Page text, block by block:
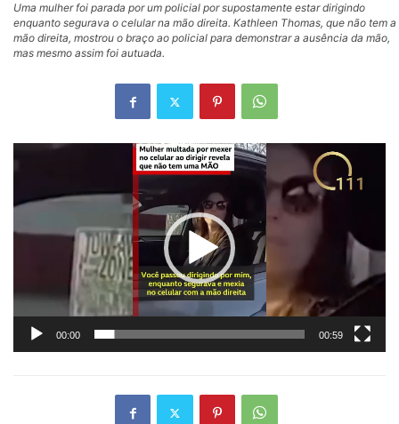
Uma mulher foi parada por um policial por supostamente estar dirigindo
enquanto segurava o celular na mão direita. Kathleen Thomas, que não tem a
mão direita, mostrou o braço ao policial para demonstrar a ausência da mão,
mas mesmo assim foi autuada.
Tocador
vídeo
00:00 00:59